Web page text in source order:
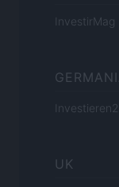
InvestirMag
UK